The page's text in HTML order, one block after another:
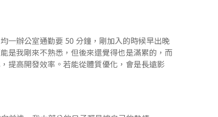
一辦公室通勤要 50 分鐘，剛加入的時候早出晚
是我剛來不熟悉，但後來還覺得也是滿累的，而
提高開發效率。若能從體質優化，會是長遠影